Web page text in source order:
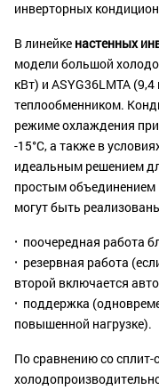
инверторных
В линейке настенных
модели большой
кВт) и ASYG36LMTA
теплообменником.
режиме охлаждения
-15°С, а также в
идеальным решением
простым объединением
могут быть
· поочередная работа
· резервная работа
второй включается
· поддержка
повышенной нагрузке).
По сравнению со